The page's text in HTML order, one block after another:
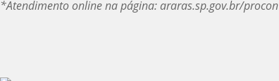
*Atendimento online na página: araras.sp.gov.br/procon